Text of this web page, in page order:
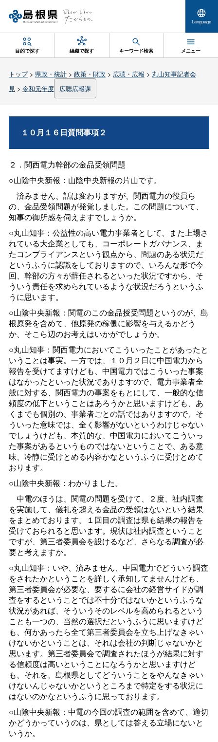
Language
目的で探す 組織で探す キーワード検索 メニュー
トップ> 県政・統計> 政策・財政 > 広聴・広報 > 丸山知事記者会
見> 令和元年度 広聴広報課
１０月１６日質問事項２
２．関西電力幹部の金品受領問題
○山陰中央新報：山陰中央新報の片山です。
済みません、話は変わりますが、関西電力の役員ら
の、金品受領問題が発覚しました。この問題について、
知事の御所感を伺えますでしょうか。
○丸山知事：公益性の高い電力事業者として、また上場さ
れている大企業としても、コーポレートガバナンス、ま
たコンプライアンスという観点から、問題のある状況だ
というふうに認識をしておりますので、いろんな形で今
回、幹部の方々が辞任されるといった状況ですから、そ
ういう責任を求められているような状況だろうというふ
うに思います。
○山陰中央新報：関電のこの金品授受問題というのが、島
根原発を含めて、他原発の稼働に影響を与えるかどう
か、そこら辺のお考えはいかがでしょうか。
○丸山知事：関西電力においてこういったことがあったと
いうことは事実。一方では、１０月２日に中国電力から
報告を受けてますけども、中国電力ではこういった事案
はなかったといった状況でありますので、電力事業者全
般に対する、関西電力の事案をもとにして、一般的な信
頼度の低下ということはあろうかと思いますけども、あ
くまでも個別の、事業者ごとの話ではありますので、そ
ういった意味では、全く影響がないというわけじゃない
でしょうけども、本質的な、中国電力においてこういっ
た事案があるというものではないということで、ある意
味、冷静に受けとめる内容かなというふうに受けとめて
おります。
○山陰中央新報：わかりました。
中電のほうは、関電の問題を受けて、２度、社内調査
を実施して、儀礼を超える金品の受領はないという結果
をまとめております。１回目の調査は県も結果の報告を
受けておられると思います。現状は社内調査ということ
ですが、第三者委員会を設けるなど、さらなる調査が必
要と考えますか。
○丸山知事：いや、済みません、中国電力でどういう調査
をされたかということを詳しく承知してませんけども、
第三者委員会が必要な、要するに会社の経営サイドが調
査をするということでは不十分ではないかというふうな
状況があれば、そういうそのレベルを高められるという
ことも一つの、当然の選択だというふうに思いますけど
も、何かあったら全て第三者委員会を立ち上げなきゃい
けないかということは、それは会社の判断じゃないかと
思います。第三者委員会で調査されたほうが結果に対す
る信頼度は高いということになろうかと思いますけど
も、それを、島根県としてどういうことをやんなきゃい
けないんじゃないかというところまで特定をする状況に
はないのかなというふうに思っております。
○山陰中央新報：中電の今回の調査の範囲を含めて、適切
かどうかっていうのは、県としては答える立場にないと
いうか。